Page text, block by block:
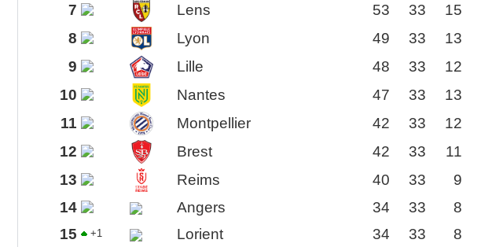
7
Lens 53 33 15
8
Lyon 49 33 13
9
Lille 48 33 12
10
Nantes 47 33 13
11
Montpellier 42 33 12
12
Brest 42 33 11
13
Reims 40 33 9
14
Angers 34 33 8
15
+1 Lorient 34 33 8